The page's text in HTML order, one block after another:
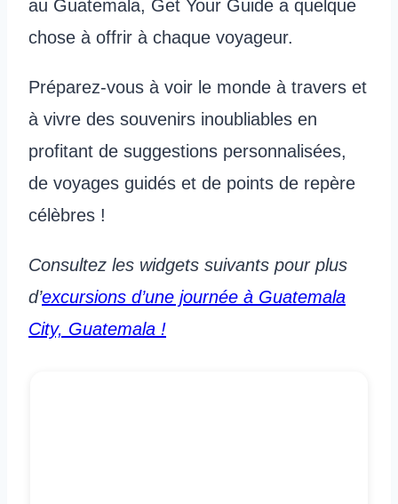
au Guatemala, Get Your Guide a quelque
chose à offrir à chaque voyageur.
Préparez-vous à voir le monde à travers et
à vivre des souvenirs inoubliables en
profitant de suggestions personnalisées,
de voyages guidés et de points de repère
célèbres !
Consultez les widgets suivants pour plus
d’excursions d’une journée à Guatemala
City, Guatemala !